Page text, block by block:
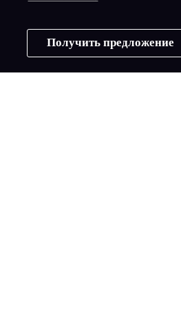
Получить предложение